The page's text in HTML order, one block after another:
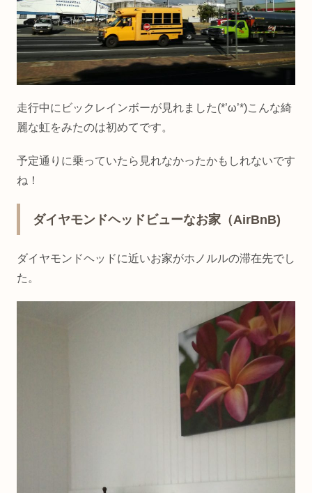
走行中にビックレインボーが見れました(*’ω’*)こんな綺
麗な虹をみたのは初めてです。
予定通りに乗っていたら見れなかったかもしれないです
ね！
ダイヤモンドヘッドビューなお家（AirBnB)
ダイヤモンドヘッドに近いお家がホノルルの滞在先でし
た。